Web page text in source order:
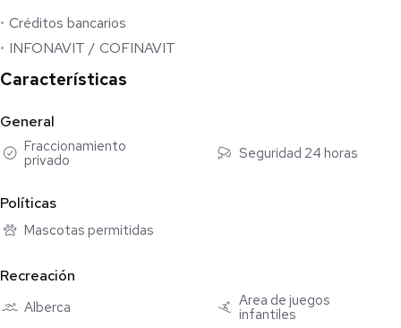
Créditos bancarios
INFONAVIT / COFINAVIT
Características
General
Fraccionamiento
privado
Seguridad 24 horas
Políticas
Mascotas permitidas
Recreación
Alberca
Área de juegos
infantiles